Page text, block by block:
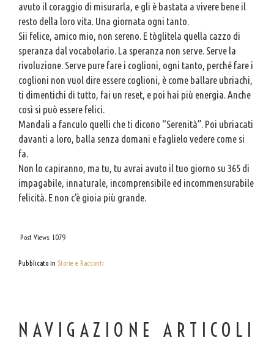
avuto il coraggio di misurarla, e gli è bastata a vivere bene il
resto della loro vita. Una giornata ogni tanto.
Sii felice, amico mio, non sereno. E tòglitela quella cazzo di
speranza dal vocabolario. La speranza non serve. Serve la
rivoluzione. Serve pure fare i coglioni, ogni tanto, perché fare i
coglioni non vuol dire essere coglioni, è come ballare ubriachi,
ti dimentichi di tutto, fai un reset, e poi hai più energia. Anche
così si può essere felici.
Mandali a fanculo quelli che ti dicono “Serenità”. Poi ubriacati
davanti a loro, balla senza domani e faglielo vedere come si
fa.
Non lo capiranno, ma tu, tu avrai avuto il tuo giorno su 365 di
impagabile, innaturale, incomprensibile ed incommensurabile
felicità. E non c’è gioia più grande.
Post Views: 1.079
Pubblicato in Storie e Racconti
NAVIGAZIONE ARTICOLI